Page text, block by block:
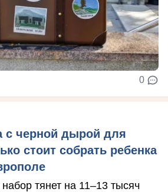
0
с черной дырой для
стоит собрать ребенка
тянет на 11–13 тысяч